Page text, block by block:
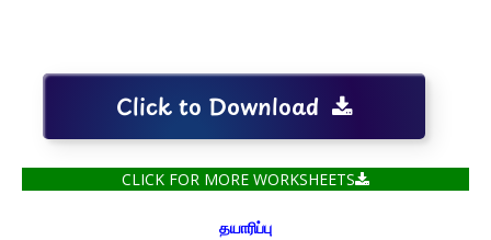
Click to Download
CLICK FOR MORE WORKSHEETS
தயாரிப்பு